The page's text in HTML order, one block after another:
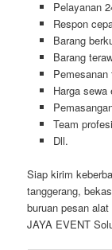
Pelayanan
Respon
Barang
Barang
Harga sewa
Team
Dll.
Siap kirim
tanggerang,
buruan pesan
JAYA EVENT